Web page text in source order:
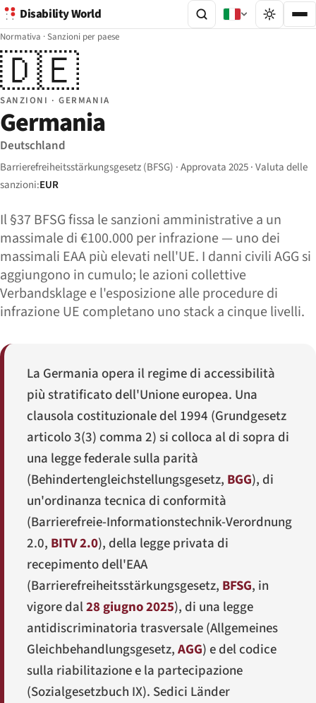
Disability World
Normativa ·Sanzioni per paese
🇩🇪
SANZIONI · GERMANIA
Germania
Deutschland
Barrierefreiheitsstärkungsgesetz (BFSG) · Approvata 2025 · Valuta delle
sanzioni:EUR
Il §37 BFSG fissa le sanzioni amministrative a un
massimale di €100.000 per infrazione — uno dei
massimali EAA più elevati nell'UE. I danni civili AGG si
aggiungono in cumulo; le azioni collettive
Verbandsklage e l'esposizione alle procedure di
infrazione UE completano uno stack a cinque livelli.
La Germania opera il regime di accessibilità
più stratificato dell'Unione europea. Una
clausola costituzionale del 1994 (Grundgesetz
articolo 3(3) comma 2) si colloca al di sopra di
una legge federale sulla parità
(Behindertengleichstellungsgesetz, BGG), di
un'ordinanza tecnica di conformità
(Barrierefreie-Informationstechnik-Verordnung
2.0, BITV 2.0), della legge privata di
recepimento dell'EAA
(Barrierefreiheitsstärkungsgesetz, BFSG, in
vigore dal28 giugno 2025), di una legge
antidiscriminatoria trasversale (Allgemeines
Gleichbehandlungsgesetz,AGG) e del codice
sulla riabilitazione e la partecipazione
(Sozialgesetzbuch IX). Sedici Länder